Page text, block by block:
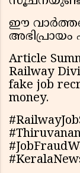
ഈ
Article
Railway
fake job
money.